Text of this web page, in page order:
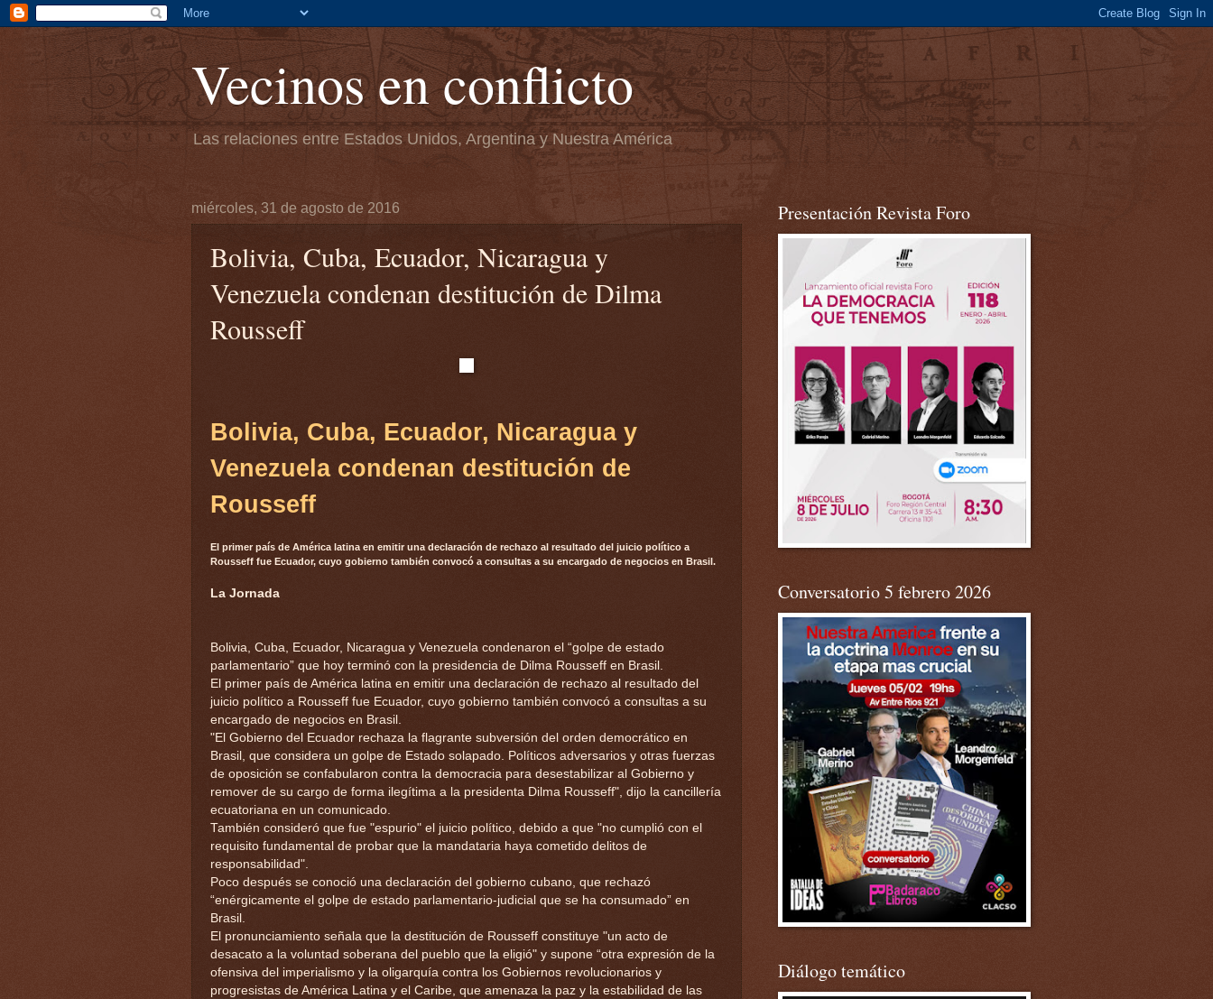
Vecinos en conflicto
Las relaciones entre Estados Unidos, Argentina y Nuestra América
miércoles, 31 de agosto de 2016
Bolivia, Cuba, Ecuador, Nicaragua y
Venezuela condenan destitución de Dilma
Rousseff
Bolivia, Cuba, Ecuador, Nicaragua y
Venezuela condenan destitución de
Rousseff
El primer país de América latina en emitir una declaración de rechazo al resultado del juicio político a
Rousseff fue Ecuador, cuyo gobierno también convocó a consultas a su encargado de negocios en Brasil.
La Jornada
Bolivia, Cuba, Ecuador, Nicaragua y Venezuela condenaron el “golpe de estado
parlamentario” que hoy terminó con la presidencia de Dilma Rousseff en Brasil.
El primer país de América latina en emitir una declaración de rechazo al resultado del
juicio político a Rousseff fue Ecuador, cuyo gobierno también convocó a consultas a su
encargado de negocios en Brasil.
"El Gobierno del Ecuador rechaza la flagrante subversión del orden democrático en
Brasil, que considera un golpe de Estado solapado. Políticos adversarios y otras fuerzas
de oposición se confabularon contra la democracia para desestabilizar al Gobierno y
remover de su cargo de forma ilegítima a la presidenta Dilma Rousseff", dijo la cancillería
ecuatoriana en un comunicado.
También consideró que fue "espurio" el juicio político, debido a que "no cumplió con el
requisito fundamental de probar que la mandataria haya cometido delitos de
responsabilidad".
Poco después se conoció una declaración del gobierno cubano, que rechazó
“enérgicamente el golpe de estado parlamentario-judicial que se ha consumado” en
Brasil.
El pronunciamiento señala que la destitución de Rousseff constituye "un acto de
desacato a la voluntad soberana del pueblo que la eligió" y supone “otra expresión de la
ofensiva del imperialismo y la oligarquía contra los Gobiernos revolucionarios y
progresistas de América Latina y el Caribe, que amenaza la paz y la estabilidad de las
Presentación Revista Foro
Conversatorio 5 febrero 2026
Diálogo temático